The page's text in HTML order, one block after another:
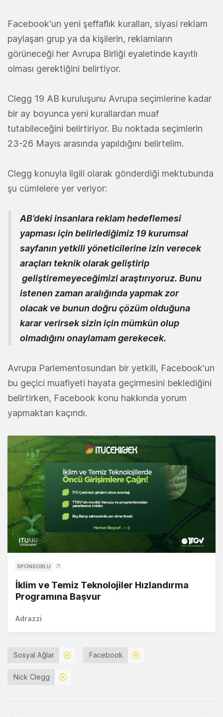
Facebook'un yeni şeffaflık kuralları, siyasi reklam
paylaşan grup ya da kişilerin, reklamların
görüneceği her Avrupa Birliği eyaletinde kayıtlı
olması gerektiğini belirtiyor.
Clegg 19 AB kuruluşunu Avrupa seçimlerine kadar
bir ay boyunca yeni kurallardan muaf
tutabileceğini belirtiriyor. Bu noktada seçimlerin
23-26 Mayıs arasında yapıldığını belirtelim.
Clegg konuyla ilgili olarak gönderdiği mektubunda
şu cümlelere yer veriyor:
AB’deki insanlara reklam hedeflemesi
yapması için belirlediğimiz 19 kurumsal
sayfanın yetkili yöneticilerine izin verecek
araçları teknik olarak geliştirip
geliştiremeyeceğimizi araştırıyoruz. Bunu
istenen zaman aralığında yapmak zor
olacak ve bunun doğru çözüm olduğuna
karar verirsek sizin için mümkün olup
olmadığını onaylamam gerekecek.
Avrupa Parlementosundan bir yetkili, Facebook'un
bu geçici muafiyeti hayata geçirmesini beklediğini
belirtirken, Facebook konu hakkında yorum
yapmaktan kaçındı.
SPONSORLU
İklim ve Temiz Teknolojiler Hızlandırma
Programına Başvur
Adrazzi
Sosyal Ağlar Facebook
Nick Clegg